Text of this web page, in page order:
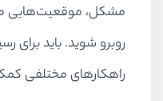
مشکل، موقعیت‌هایی
روبرو شوید. باید برای
راهکارهای مختلفی